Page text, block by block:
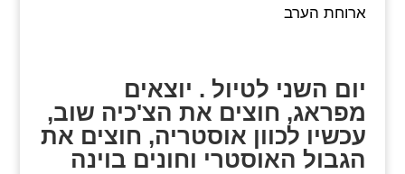
ארוחת הערב
יום השני לטיול . יוצאים
מפראג, חוצים את הצ'כיה שוב,
עכשיו לכוון אוסטריה, חוצים את
הגבול האוסטרי וחונים בוינה